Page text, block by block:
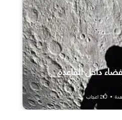
داخل القاعدة
•
2اعجاب